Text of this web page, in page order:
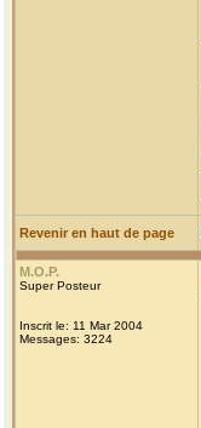
Revenir en haut de page
M.O.P.
Super Posteur
Inscrit le: 11 Mar 2004
Messages: 3224